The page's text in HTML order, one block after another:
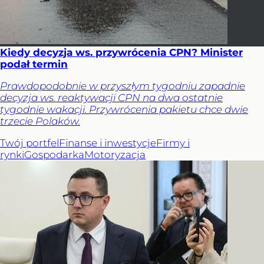
Kiedy decyzja ws. przywrócenia CPN? Minister
podał termin
Prawdopodobnie w przyszłym tygodniu zapadnie
decyzja ws. reaktywacji CPN na dwa ostatnie
tygodnie wakacji. Przywrócenia pakietu chce dwie
trzecie Polaków.
Twój portfelFinanse i inwestycjeFirmy i
rynkiGospodarkaMotoryzacja